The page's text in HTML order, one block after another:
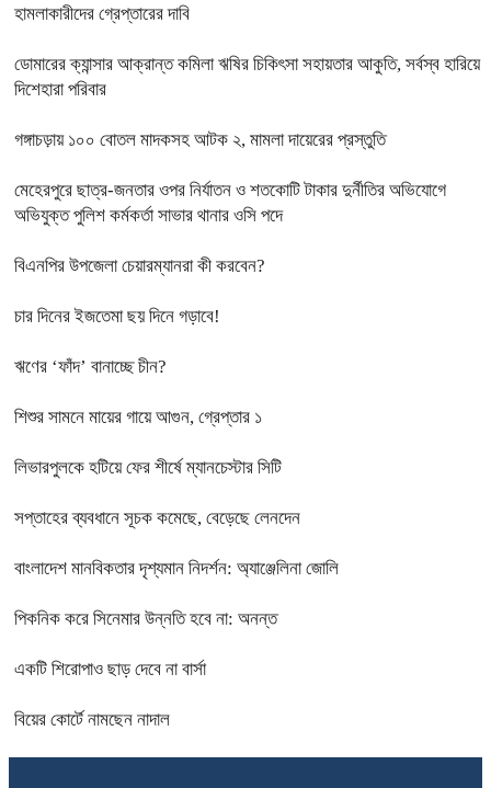
হামলাকারীদের গ্রেপ্তারের দাবি
ডোমারের ক্যান্সার আক্রান্ত কমিলা ঋষির চিকিৎসা সহায়তার আকুতি, সর্বস্ব হারিয়ে
দিশেহারা পরিবার
গঙ্গাচড়ায় ১০০ বোতল মাদকসহ আটক ২, মামলা দায়েরের প্রস্তুতি
মেহেরপুরে ছাত্র-জনতার ওপর নির্যাতন ও শতকোটি টাকার দুর্নীতির অভিযোগে
অভিযুক্ত পুলিশ কর্মকর্তা সাভার থানার ওসি পদে
বিএনপির উপজেলা চেয়ারম্যানরা কী করবেন?
চার দিনের ইজতেমা ছয় দিনে গড়াবে!
ঋণের ‘ফাঁদ’ বানাচ্ছে চীন?
শিশুর সামনে মায়ের গায়ে আগুন, গ্রেপ্তার ১
লিভারপুলকে হটিয়ে ফের শীর্ষে ম্যানচেস্টার সিটি
সপ্তাহের ব্যবধানে সূচক কমেছে, বেড়েছে লেনদেন
বাংলাদেশ মানবিকতার দৃশ্যমান নিদর্শন: অ্যাঞ্জেলিনা জোলি
পিকনিক করে সিনেমার উন্নতি হবে না: অনন্ত
একটি শিরোপাও ছাড় দেবে না বার্সা
বিয়ের কোর্টে নামছেন নাদাল